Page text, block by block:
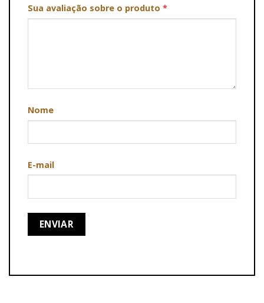
Sua avaliação sobre o produto *
Nome
E-mail